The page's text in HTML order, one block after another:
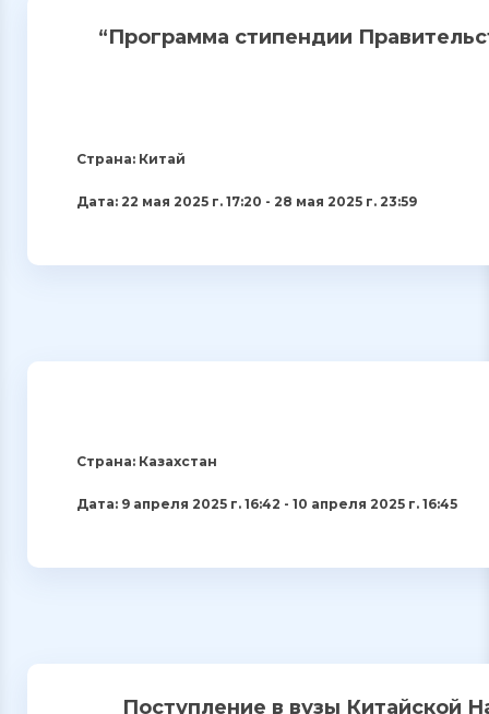
“Программа стипендии
Страна: Китай
Дата: 22 мая 2025 г. 17:20 - 28 мая 2025 г. 23:59
Страна: Казахстан
Дата: 9 апреля 2025 г. 16:42 - 10 апреля 2025 г. 16:45
Поступление в вузы Китайской